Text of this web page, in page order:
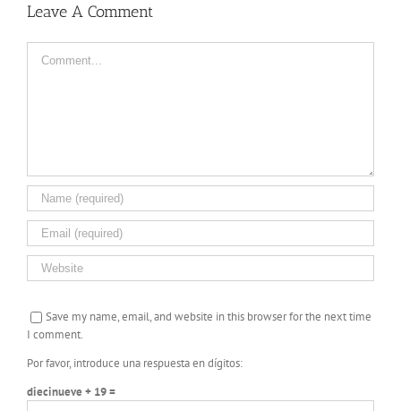
Leave A Comment
Save my name, email, and website in this browser for the next time
I comment.
Por favor, introduce una respuesta en dígitos:
diecinueve + 19 =